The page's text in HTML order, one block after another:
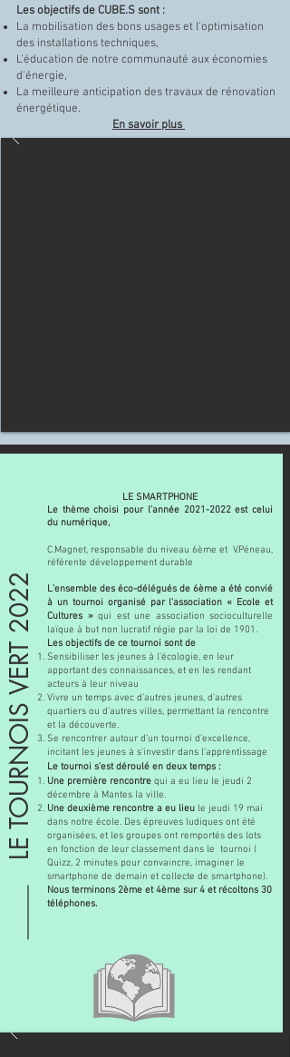
Les objectifs de CUBE.S sont :
La mobilisation des bons usages et l'optimisation
des installations techniques,
L'éducation de notre communauté aux économies
d'énergie,
La meilleure anticipation des travaux de rénovation
énergétique.
En savoir plus
Brochure
LE TOURNOIS VERT 2022
LE SMARTPHONE
Le thème choisi pour l’année 2021-2022est celui
du numérique,
C.Magnet, responsable du niveau 6ème et V.Péneau,
référente développement durable
L’ensemble des éco-délégués de 6ème a été convié
à un tournoi organisé par l’association « Ecole et
Cultures »qui est une association socioculturelle
laïque à but non lucratif régie par la loi de 1901.
Les objectifs de ce tournoi sont de
Sensibiliser les jeunes à l’écologie, en leur
apportant des connaissances, et en les rendant
acteurs à leur niveau
Vivre un temps avec d’autres jeunes, d’autres
quartiers ou d’autres villes, permettant la rencontre
et la découverte.
Se rencontrer autour d’un tournoi d’excellence,
incitant les jeunes à s’investir dans l’apprentissage
Le tournoi s'estdéroulé en deux temps :
Une première rencontre qui a eu lieu le jeudi 2
décembre à Mantes la ville.
Une deuxième rencontre a eu lieu le jeudi 19 mai
dans notre école. Des épreuves ludiques ont été
organisées, et les groupes ont remportés des lots
en fonction de leur classement dans le tournoi (
Quizz, 2 minutes pour convaincre, imaginer le
smartphone de demain et collecte de smartphone).
Nous terminons 2ème et 4ème sur 4 et récoltons 30
téléphones.